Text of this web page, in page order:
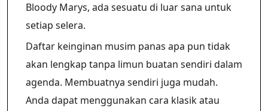
Bloody Marys, ada sesuatu di luar sana untuk
setiap selera.
Daftar keinginan musim panas apa pun tidak
akan lengkap tanpa limun buatan sendiri dalam
agenda. Membuatnya sendiri juga mudah.
Anda dapat menggunakan cara klasik atau